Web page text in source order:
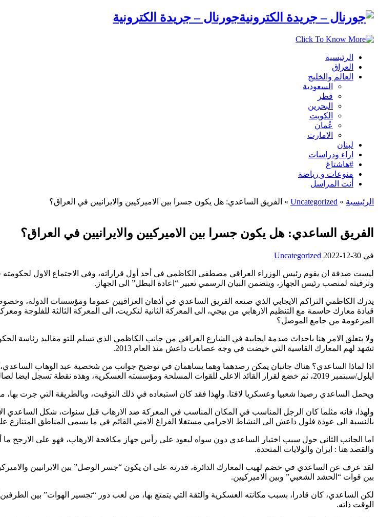
جورنال – جريدة الكترونية
الرئيسية
العراق
العالم والخليج
السعودية
قطر
البحرين
الكويت
عُمان
الامارت
لبنان
اراء ودراسات
#هاشتاغ
منوعات و رياضة
أنت المراسل
الرئيسية »
Uncategorized
» الفريق الساعدي: هل يكون جسرا بين الاميركيين والايرانيين في العراق؟
الفريق الساعدي: هل يكون جسرا بين الاميركيين والايرانيين في العراق؟
في Uncategorized 2022-12-30
وترقيته لمنصب رئيس الجهاز، ويتضمن البيان الرسمي تعبير “اعادة البطل” الى الجهاز.
يدرك الكاظمي التراكم الايجابي الذي صنعه الفريق الساعدي في أذهان العراقيين عموما ومؤسسات الدولة،
قيادة معارك حاسمة مع التنظيم الارهابي من بيجي، الى المعركة الثانية لتكريت، الى المعركة الثالثة للفلوجة
المزعومة من جامع الموصل؟
ولا يتعلق الامر هنا باحداث صدمة ايجابية في الشارع العراقي من جانب الكاظمي الذي تسلم للتو مقاليد
تشهد لهم المعارك القاسية التي خيضت في وجه عصابات داعش منذ العام 2013.
اذا لماذا الساعدي؟ هناك جانبان يمكن رصدهما وهما يساهمان في توضيح جوانب من شخصية عبد الوهاب
ايلول/سبتمبر 2019، ثم خضع لقرار القائد الاعلى للقوات المسلحة ومؤسسته العسكرية، وهذه نقطة تسجل ايضا لصالح رصيد الكاظمي الذي عاجل الى وضع الامور في نصابها الصحيح.
ويحمل الساعدي رصيدا شعبيا وعسكريا لافتا. ولهذا فقد كان استبعاده في ذلك التوقيت، وبالطريقة التي جرت
ولهذا، فانه مثلما كان الرجل المناسب في المكان المناسب في المعركة ضد الارهاب قبل سنوات، شكل الساعدي
بالنسبة الى عودة فلول داعش الى النشاط الاجرامي مستغلا الفراغ الامني القائم في ما يسمى المناطق المتنازع
اما الجانب الثاني حول سبب اختيار الساعدي دون سواه ليعود على رأس جهاز مكافحة الارهاب، فهو على
والقصد هنا : ايران والولايات المتحدة.
لقد عرف عن الساعدي في خضم لهيب المعارك الدائرة، قدرته على ان يكون “جسر الوصل” بين الايرانيين
بين قوات “الحشد الشعبي” وبين الاميركيين.
لكن الساعدي، كان قادرا، بسبب مكانته العسكرية والثقة التي يتمتع بها، من لعب دور “تجسير الهوات” بين
الوقت ذاته.